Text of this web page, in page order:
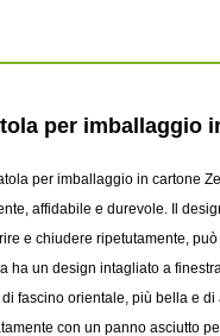
per imballaggio
per imballaggio in cartone
affidabile e durevole. Il
e chiudere ripetutamente,
ha un design intagliato a
fascino orientale, più bella e
con un panno asciutto